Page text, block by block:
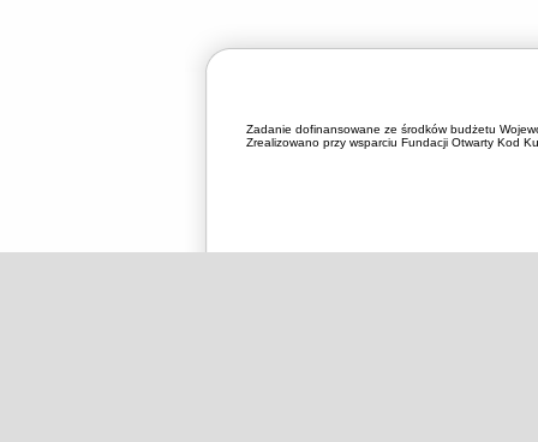
Zadanie dofinansowane ze środków budżetu
Zrealizowano przy wsparciu Fundacji Otwarty Kod